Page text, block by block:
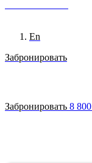
En
Забронировать
Забронировать 8